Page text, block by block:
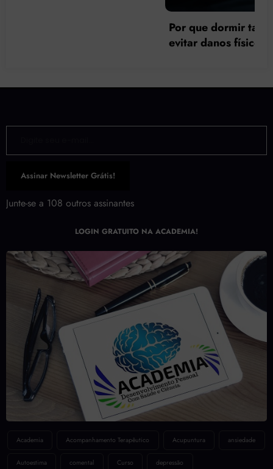
Por que dormir tarde faz mal à saúde e como
evitar danos físicos e psicológicos?
Assinar Newsletter Grátis!
Junte-se a 108 outros assinantes
LOGIN GRATUITO NA ACADEMIA!
Academia Acompanhamento Terapêutico Acupuntura